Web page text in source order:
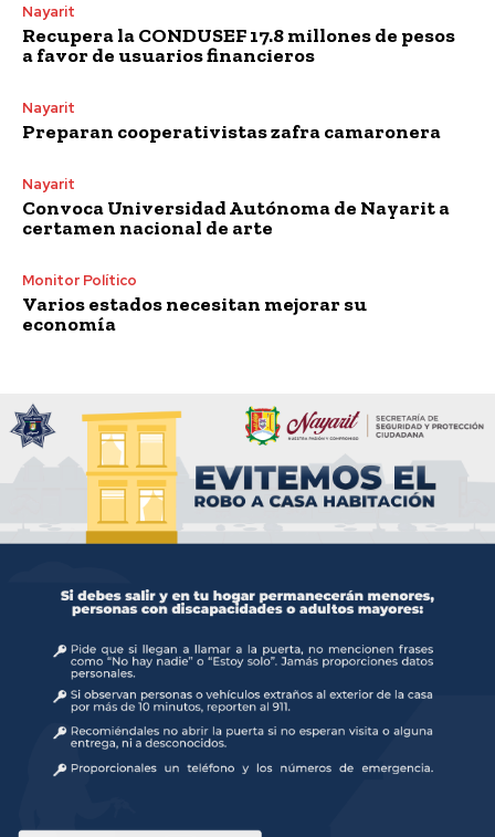
Nayarit
Recupera la CONDUSEF 17.8 millones de pesos
a favor de usuarios financieros
Nayarit
Preparan cooperativistas zafra camaronera
Nayarit
Convoca Universidad Autónoma de Nayarit a
certamen nacional de arte
Monitor Político
Varios estados necesitan mejorar su
economía